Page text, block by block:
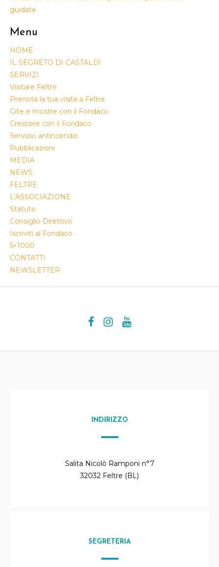
guidate
Menu
HOME
IL SEGRETO DI CASTALDI
SERVIZI
Visitare Feltre
Prenota la tua visita a Feltre
Gite e mostre con il Fondaco
Crescere con il Fondaco
Servizio antincendio
Pubblicazioni
MEDIA
NEWS
FELTRE
L’ASSOCIAZIONE
Statuto
Consiglio Direttivo
Iscriviti al Fondaco
5×1000
CONTATTI
NEWSLETTER
INDIRIZZO
Salita Nicolò Ramponi n°7
32032 Feltre (BL)
SEGRETERIA